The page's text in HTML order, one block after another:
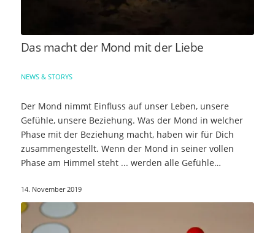
Das macht der Mond mit der Liebe
NEWS & STORYS
Der Mond nimmt Einfluss auf unser Leben, unsere
Gefühle, unsere Beziehung. Was der Mond in welcher
Phase mit der Beziehung macht, haben wir für Dich
zusammengestellt. Wenn der Mond in seiner vollen
Phase am Himmel steht ... werden alle Gefühle…
14. November 2019